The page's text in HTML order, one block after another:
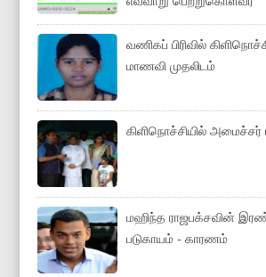
வணிகப் பிரிவில்
மாணவி முதலிடம்
கிளிநொச்சியில் அமைச்சர்
மஹிந்த ராஜபக்சவின்
படுகாயம் - காரணம்